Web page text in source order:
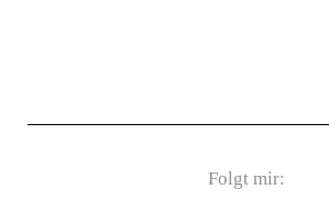
Folgt mir: